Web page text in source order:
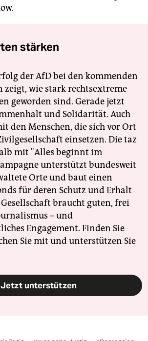
stärken
der AfD bei den kommenden
zeigt, wie stark rechtsextreme
geworden sind. Gerade jetzt
und Solidarität. Auch
den Menschen, die sich vor Ort
einsetzen. Die taz
mit "Alles beginnt im
unterstützt bundesweit
Orte und baut einen
für deren Schutz und Erhalt
braucht guten, frei
– und
Engagement. Finden Sie
Sie mit und unterstützen Sie
Jetzt unterstützen